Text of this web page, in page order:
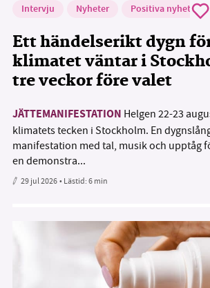
Intervju Nyheter Positiva nyheter
Ett händelserikt dygn
klimatet väntar i
tre veckor före valet
JÄTTEMANIFESTATION Helgen 22-23
klimatets tecken i Stockholm. En
manifestation med tal, musik och upptåg
en demonstra...
29 jul 2026• Lästid:6 min